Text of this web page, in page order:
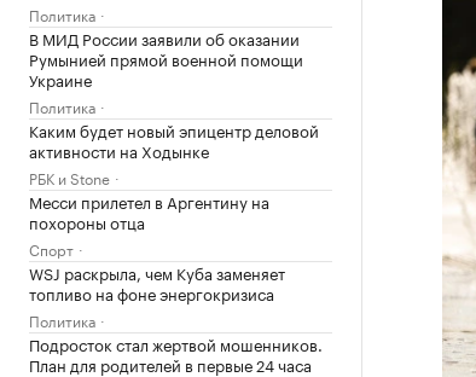
Политика
В МИД России заявили об оказании
Румынией прямой военной помощи
Украине
Политика
Каким будет новый эпицентр деловой
активности на Ходынке
РБК и Stone
Месси прилетел в Аргентину на
похороны отца
Спорт
WSJ раскрыла, чем Куба заменяет
топливо на фоне энергокризиса
Политика
Подросток стал жертвой мошенников.
План для родителей в первые 24 часа